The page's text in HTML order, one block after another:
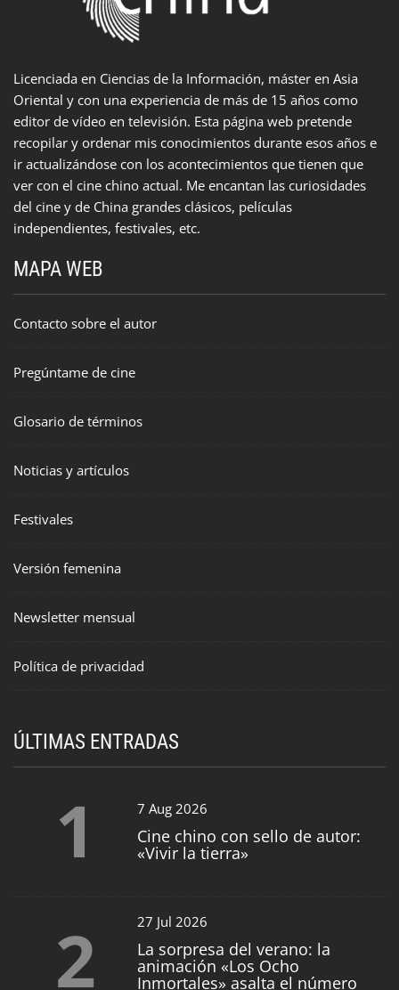
Licenciada en Ciencias de la Información, máster en Asia
Oriental y con una experiencia de más de 15 años como
editor de vídeo en televisión. Esta página web pretende
recopilar y ordenar mis conocimientos durante esos años e
ir actualizándose con los acontecimientos que tienen que
ver con el cine chino actual. Me encantan las curiosidades
del cine y de China grandes clásicos, películas
independientes, festivales, etc.
MAPA WEB
Contacto sobre el autor
Pregúntame de cine
Glosario de términos
Noticias y artículos
Festivales
Versión femenina
Newsletter mensual
Política de privacidad
ÚLTIMAS ENTRADAS
1 7 Aug 2026
Cine chino con sello de autor:
«Vivir la tierra»
2 27 Jul 2026
La sorpresa del verano: la
animación «Los Ocho
Inmortales» asalta el número